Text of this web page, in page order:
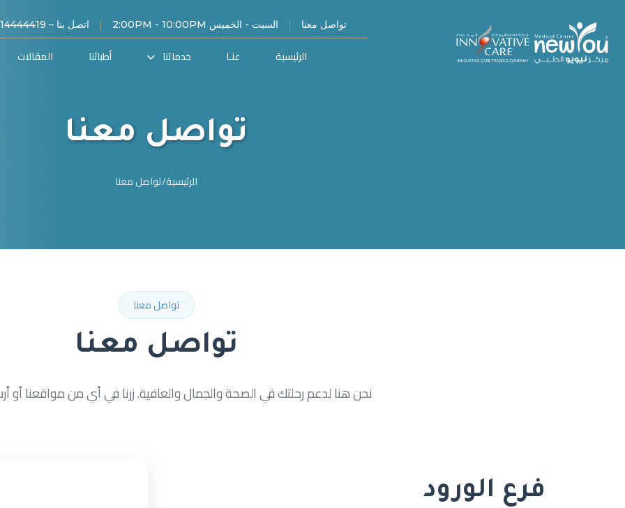
تواصل معنا | السبت - الخميس 2:00PM - 10:00PM | اتصل بنا – 00966114444419
الرئيسية
عنـا خدماتنا أطبائنا المقالات
تواصل معنا
الرئيسية/تواصل معنا
تواصل معنا
تواصل معنا
نحن هنا لدعم رحلتك في الصحة والجمال والعافية. زرنا في أي من مواقعنا أو
فرع الورود